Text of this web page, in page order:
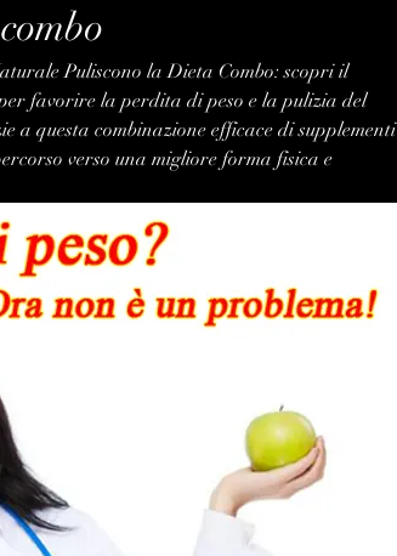
Puliscono la Dieta Combo: scopri il
favorire la perdita di peso e la pulizia del
a questa combinazione efficace di supplementi
verso una migliore forma fisica e